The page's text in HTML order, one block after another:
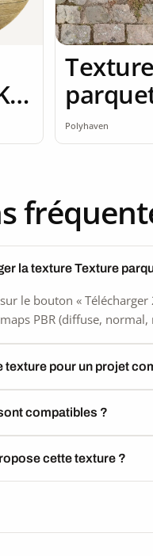
Texture
Polyhaven
la texture Texture
le bouton «
PBR (diffuse, normal,
texture pour un projet
compatibles ?
cette texture ?